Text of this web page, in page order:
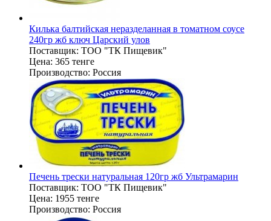
Килька балтийская неразделанная в томатном соусе
240гр жб ключ Царский улов
Поставщик: ТОО "ТК Пищевик"
Цена: 365 тенге
Производство: Россия
Печень трески натуральная 120гр жб Ультрамарин
Поставщик: ТОО "ТК Пищевик"
Цена: 1955 тенге
Производство: Россия